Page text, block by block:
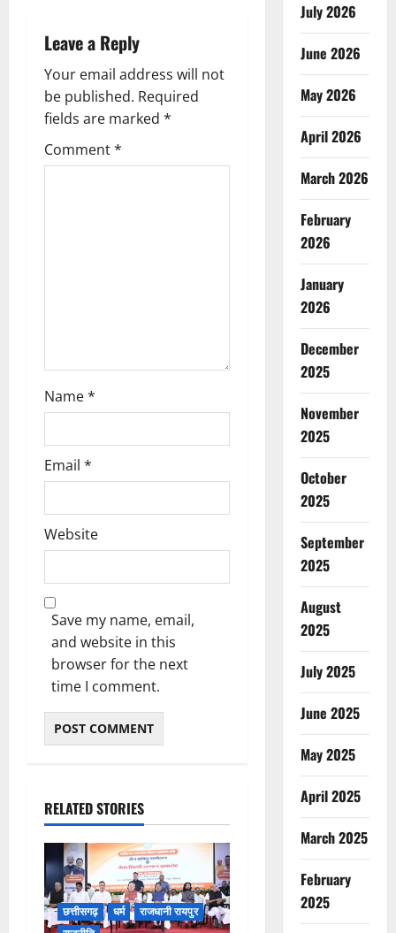
v
i
g
a
t
Leave a Reply
Your email address will not
be published. Required
fields are marked *
Comment*
Name*
Email *
Website
Save my name, email,
and website in this
browser for the next
time I comment.
RELATED STORIES
छत्तीसगढ़ धर्म
राजधानी रायपुर
July 2026
June 2026
May 2026
April 2026
March 2026
February
2026
January
2026
December
2025
November
2025
October
2025
September
2025
August
2025
July 2025
June 2025
May 2025
April 2025
March 2025
February
2025